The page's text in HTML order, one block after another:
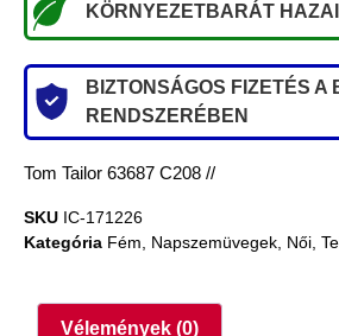
KÖRNYEZETBARÁT
BIZTONSÁGOS FIZETÉS A
RENDSZERÉBEN
Tom Tailor 63687 C208 //
SKU IC-171226
Kategória Fém Napszemüvegek Női
Vélemények (0)